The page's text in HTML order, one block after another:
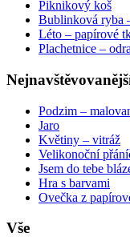
Piknikový koš
Bublinková ryba
Léto – papírové
Plachetnice –
Podzim –
Jaro
Květiny – vitráž
Velikonoční
Jsem do tebe
Hra s barvami
Ovečka z
Vše